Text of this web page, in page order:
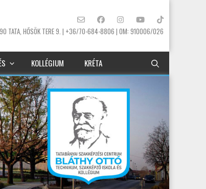
TATA, HŐSÖK TERE 9. | +36/70-684-8806 | OM: 910006/026
KOLLÉGIUM KRÉTA